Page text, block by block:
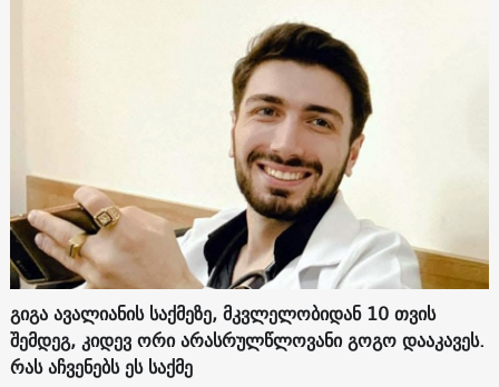
გიგა ავალიანის საქმეზე, მკვლელობიდან 10 თვის
შემდეგ, კიდევ ორი არასრულწლოვანი გოგო დააკავეს.
რას აჩვენებს ეს საქმე